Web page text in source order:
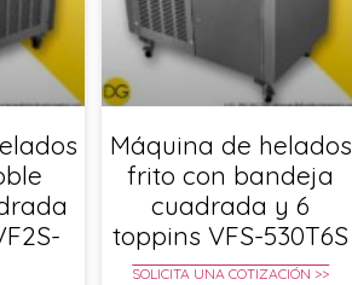
Máquina de helados
frito con bandeja
cuadrada y 6
toppins VFS-530T6S
SOLICITA UNA COTIZACIÓN >>